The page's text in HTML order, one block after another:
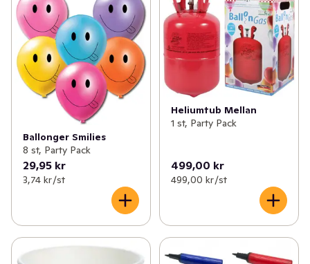
Ballonger Smilies
8 st, Party Pack
29,95 kr
3,74 kr /st
Heliumtub Mellan
1 st, Party Pack
499,00 kr
499,00 kr /st